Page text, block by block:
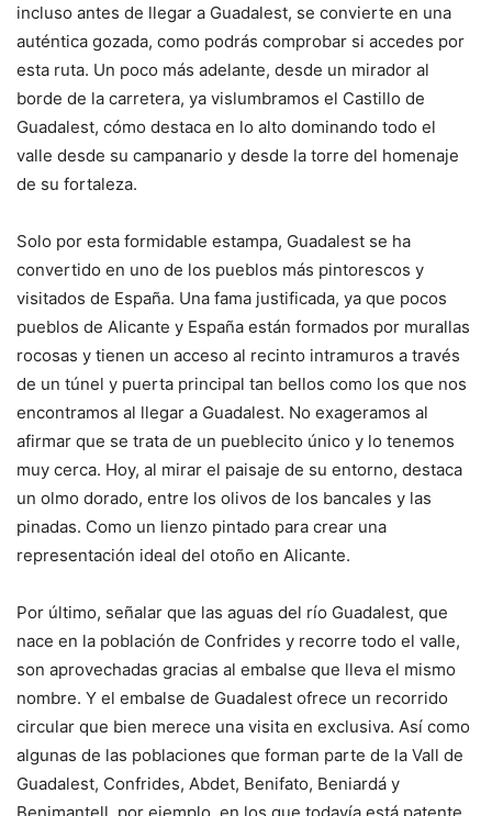
incluso antes de llegar a Guadalest, se convierte en una
auténtica gozada, como podrás comprobar si accedes por
esta ruta. Un poco más adelante, desde un mirador al
borde de la carretera, ya vislumbramos el Castillo de
Guadalest, cómo destaca en lo alto dominando todo el
valle desde su campanario y desde la torre del homenaje
de su fortaleza.
Solo por esta formidable estampa, Guadalest se ha
convertido en uno de los pueblos más pintorescos y
visitados de España. Una fama justificada, ya que pocos
pueblos de Alicante y España están formados por murallas
rocosas y tienen un acceso al recinto intramuros a través
de un túnel y puerta principal tan bellos como los que nos
encontramos al llegar a Guadalest. No exageramos al
afirmar que se trata de un pueblecito único y lo tenemos
muy cerca. Hoy, al mirar el paisaje de su entorno, destaca
un olmo dorado, entre los olivos de los bancales y las
pinadas. Como un lienzo pintado para crear una
representación ideal del otoño en Alicante.
Por último, señalar que las aguas del río Guadalest, que
nace en la población de Confrides y recorre todo el valle,
son aprovechadas gracias al embalse que lleva el mismo
nombre. Y el embalse de Guadalest ofrece un recorrido
circular que bien merece una visita en exclusiva. Así como
algunas de las poblaciones que forman parte de la Vall de
Guadalest, Confrides, Abdet, Benifato, Beniardá y